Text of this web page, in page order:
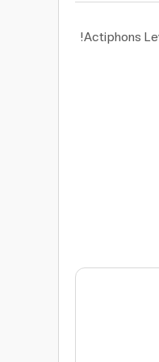
متع أطفالك بالتعليم المثالي بأدوات متطورة وحديثة باقتنائك كتب تعليمية للاطفال Actiphons Level 1 Book 11 Cricket Craig: Learn Phonics And Get Active With Actiphons!